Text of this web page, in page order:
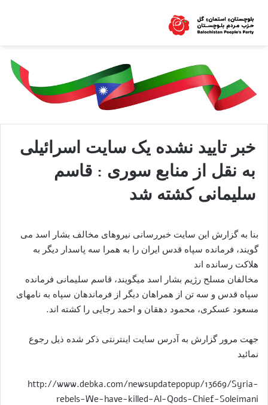
خبر تایید نشده یک سایت اسرائیلی
به نقل از منابع سوری : قاسم
سلیمانی کشته شد
بنا به گزارش این سایت خبررسانی نیروهای مخالف بشار اسد می
گویند، فرمانده سپاه قدس ایران را به همرا سه پاسدار دیگر به
هلاکت رسانده اند
مخالفان مسلح رژیم بشار اسد میگویند، قاسم سلیمانی فرمانده
سپاه قدس و سه تن از همراهان دیگر از فرماندهان سپاه به نامهای
مسعود عسکری، محمود دهقان و احمد رجایی را کشته اند.
جهت مرور گزارش به آدرس سایت اینترنتی ذکر شده ذیل رجوع
نمائید
http://www.debka.com/newsupdatepopup/13669/Syria-
rebels-We-have-killed-Al-Qods-Chief-Soleimani